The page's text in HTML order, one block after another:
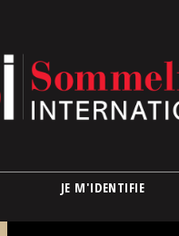
JE M'IDENTIFIE